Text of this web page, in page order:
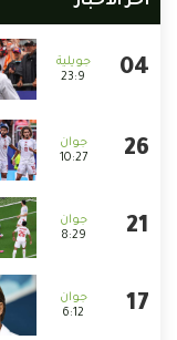
23:9
10:27
8:29
6:12